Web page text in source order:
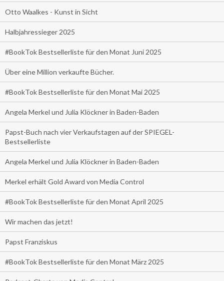
Otto Waalkes - Kunst in Sicht
Halbjahressieger 2025
#BookTok Bestsellerliste für den Monat Juni 2025
Über eine Million verkaufte Bücher.
#BookTok Bestsellerliste für den Monat Mai 2025
Angela Merkel und Julia Klöckner in Baden-Baden
Papst-Buch nach vier Verkaufstagen auf der SPIEGEL-
Bestsellerliste
Angela Merkel und Julia Klöckner in Baden-Baden
Merkel erhält Gold Award von Media Control
#BookTok Bestsellerliste für den Monat April 2025
Wir machen das jetzt!
Papst Franziskus
#BookTok Bestsellerliste für den Monat März 2025